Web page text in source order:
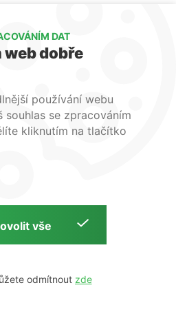
DAT
web dobře
používání webu
souhlas se zpracováním
kliknutím na tlačítko
odmítnout